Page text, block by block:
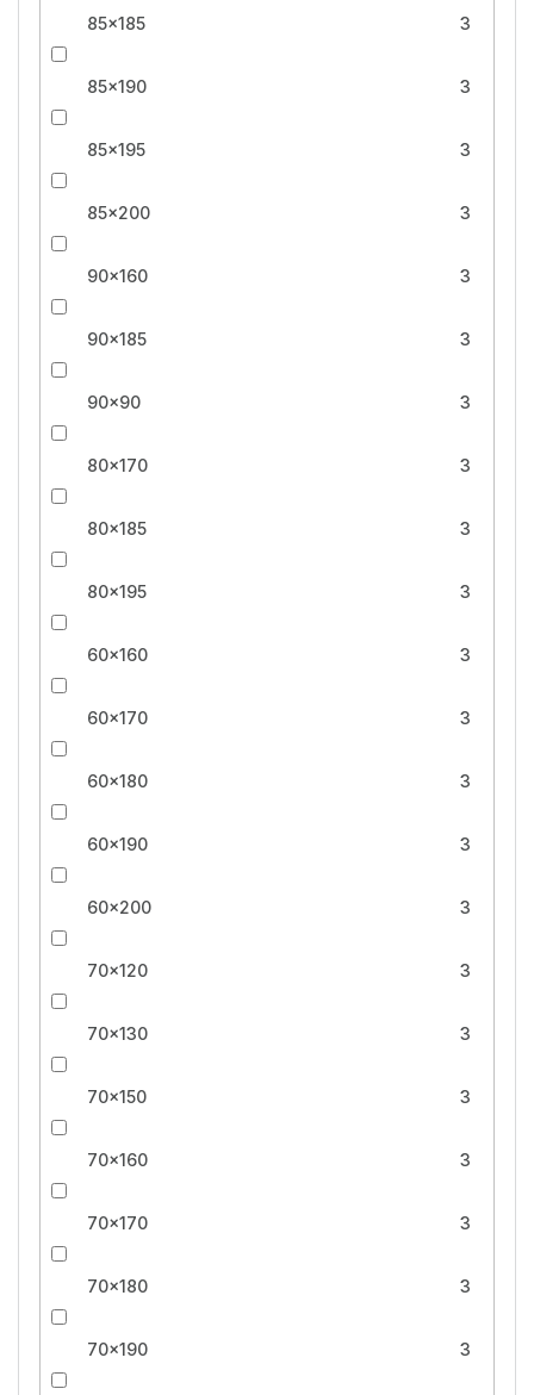
85x185 3
85x190 3
85x195 3
85x200 3
90x160 3
90x185 3
90x90 3
80x170 3
80x185 3
80x195 3
60x160 3
60x170 3
60x180 3
60x190 3
60x200 3
70x120 3
70x130 3
70x150 3
70x160 3
70x170 3
70x180 3
70x190 3